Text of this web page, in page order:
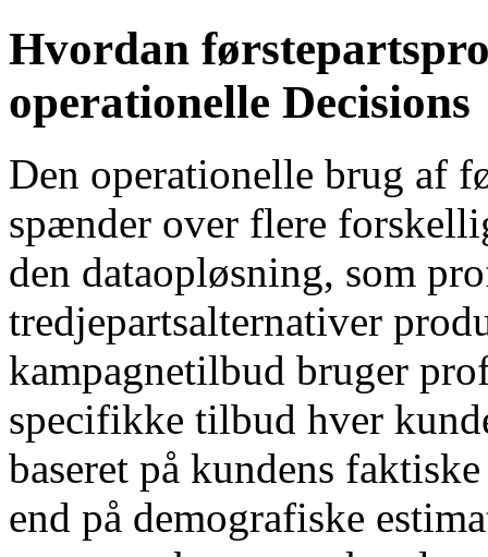
Hvordan
operationelle Decisions
Den operationelle brug af
spænder over flere
den dataopløsning, som
tredjepartsalternativer
kampagnetilbud bruger
specifikke tilbud hver
baseret på kundens
end på demografiske